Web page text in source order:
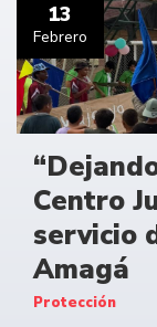
13
Febrero
Centro
servicio
Amagá
Protección